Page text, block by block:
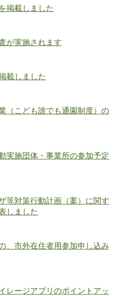
掲載しました
が実施されます
載しました
（こども誰でも通園制度）の
実施団体・事業所の参加予定
等対策行動計画（案）に関す
しました
、市外在住者用参加申し込み
レージアプリのポイントアッ